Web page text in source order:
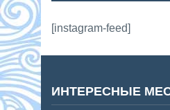
[instagram-feed]
ИНТЕРЕСНЫЕ